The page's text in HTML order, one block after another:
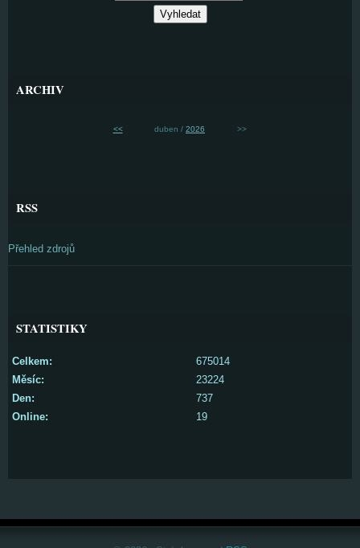
ARCHIV
<< duben / 2026 >>
RSS
Přehled zdrojů
STATISTIKY
Online: 19
Celkem:
675014
Měsíc:
23224
Den:
737